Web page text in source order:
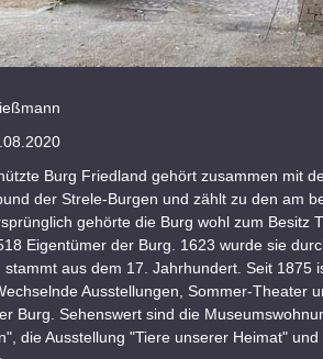
Burg Friedland gehört zusammen mit
der Strele-Burgen und zählt zu den am
gehörte die Burg wohl zum Besitz
Eigentümer der Burg. 1623 wurde sie
stammt aus dem 17. Jahrhundert. Seit 1875
Ausstellungen, Sommer-Theater
Burg. Sehenswert sind die
die Ausstellung "Tiere unserer Heimat"